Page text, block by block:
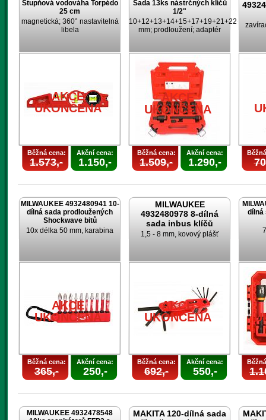
Stupňová vodováha Torpédo
25 cm
magnetická; 360° nastavitelná
libela
AKCE
UKONČENA
Běžná cena:
1.573,-
Akční cena:
1.150,-
Sada 13ks nástrčných klíčů
1/2"
10+12+13+14+15+17+19+21+22+24
mm; prodloužení; adaptér
AKCE
UKONČENA
Běžná cena:
1.509,-
Akční cena:
1.290,-
MILWAUKEE 4932480941 10-
dílná sada prodloužených
Shockwave bitů
10x délka 50 mm, karabina
AKCE
UKONČENA
Běžná cena:
365,-
Akční cena:
250,-
MILWAUKEE
4932480978 8-dílná
sada inbus klíčů
1,5 - 8 mm, kovový plášť
AKCE
UKONČENA
Běžná cena:
692,-
Akční cena:
550,-
dílná
MILWAUKEE 4932478548
MAKITA 120-dílná sada